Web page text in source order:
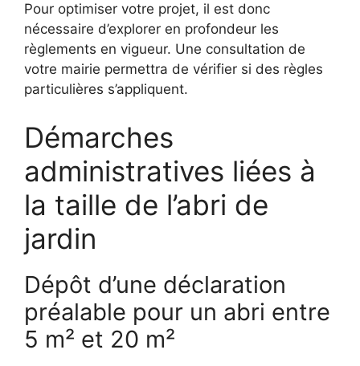
Pour optimiser votre projet, il est donc
nécessaire d’explorer en profondeur les
règlements en vigueur. Une consultation de
votre mairie permettra de vérifier si des règles
particulières s’appliquent.
Démarches
administratives liées à
la taille de l’abri de
jardin
Dépôt d’une déclaration
préalable pour un abri entre
5 m² et 20 m²